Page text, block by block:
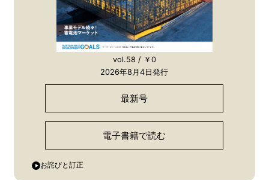
vol.58 / ￥0
2026年8月4日発行
最新号
電子書籍で読む
お詫びと訂正